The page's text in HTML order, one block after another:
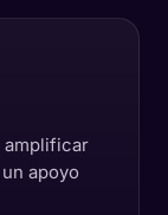
amplificar
apoyo